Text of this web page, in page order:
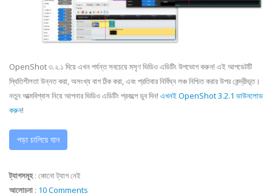
OpenShot ৩.২.১ দিয়ে এখন পর্যন্ত সবচেয়ে মসৃণ ভিডিও এডিটিং উপভোগ করুন! এই আপডেটটি
স্থিতিশীলতা উন্নত করা, অসংখ্য বাগ ঠিক করা, এবং প্রতিবার নির্বিঘ্ন লঞ্চ নিশ্চিত করার উপর কেন্দ্রীভূত।
নতুন আত্মবিশ্বাস নিয়ে আপনার ভিডিও এডিটিং প্রকল্পে ডুব দিন! এখনই OpenShot 3.2.1 ডাউনলোড
করুন!
পড়া চালিয়ে যান
ট্যাগসমূহ: কোনো ট্যাগ নেই
আলোচনা : 10 Comments